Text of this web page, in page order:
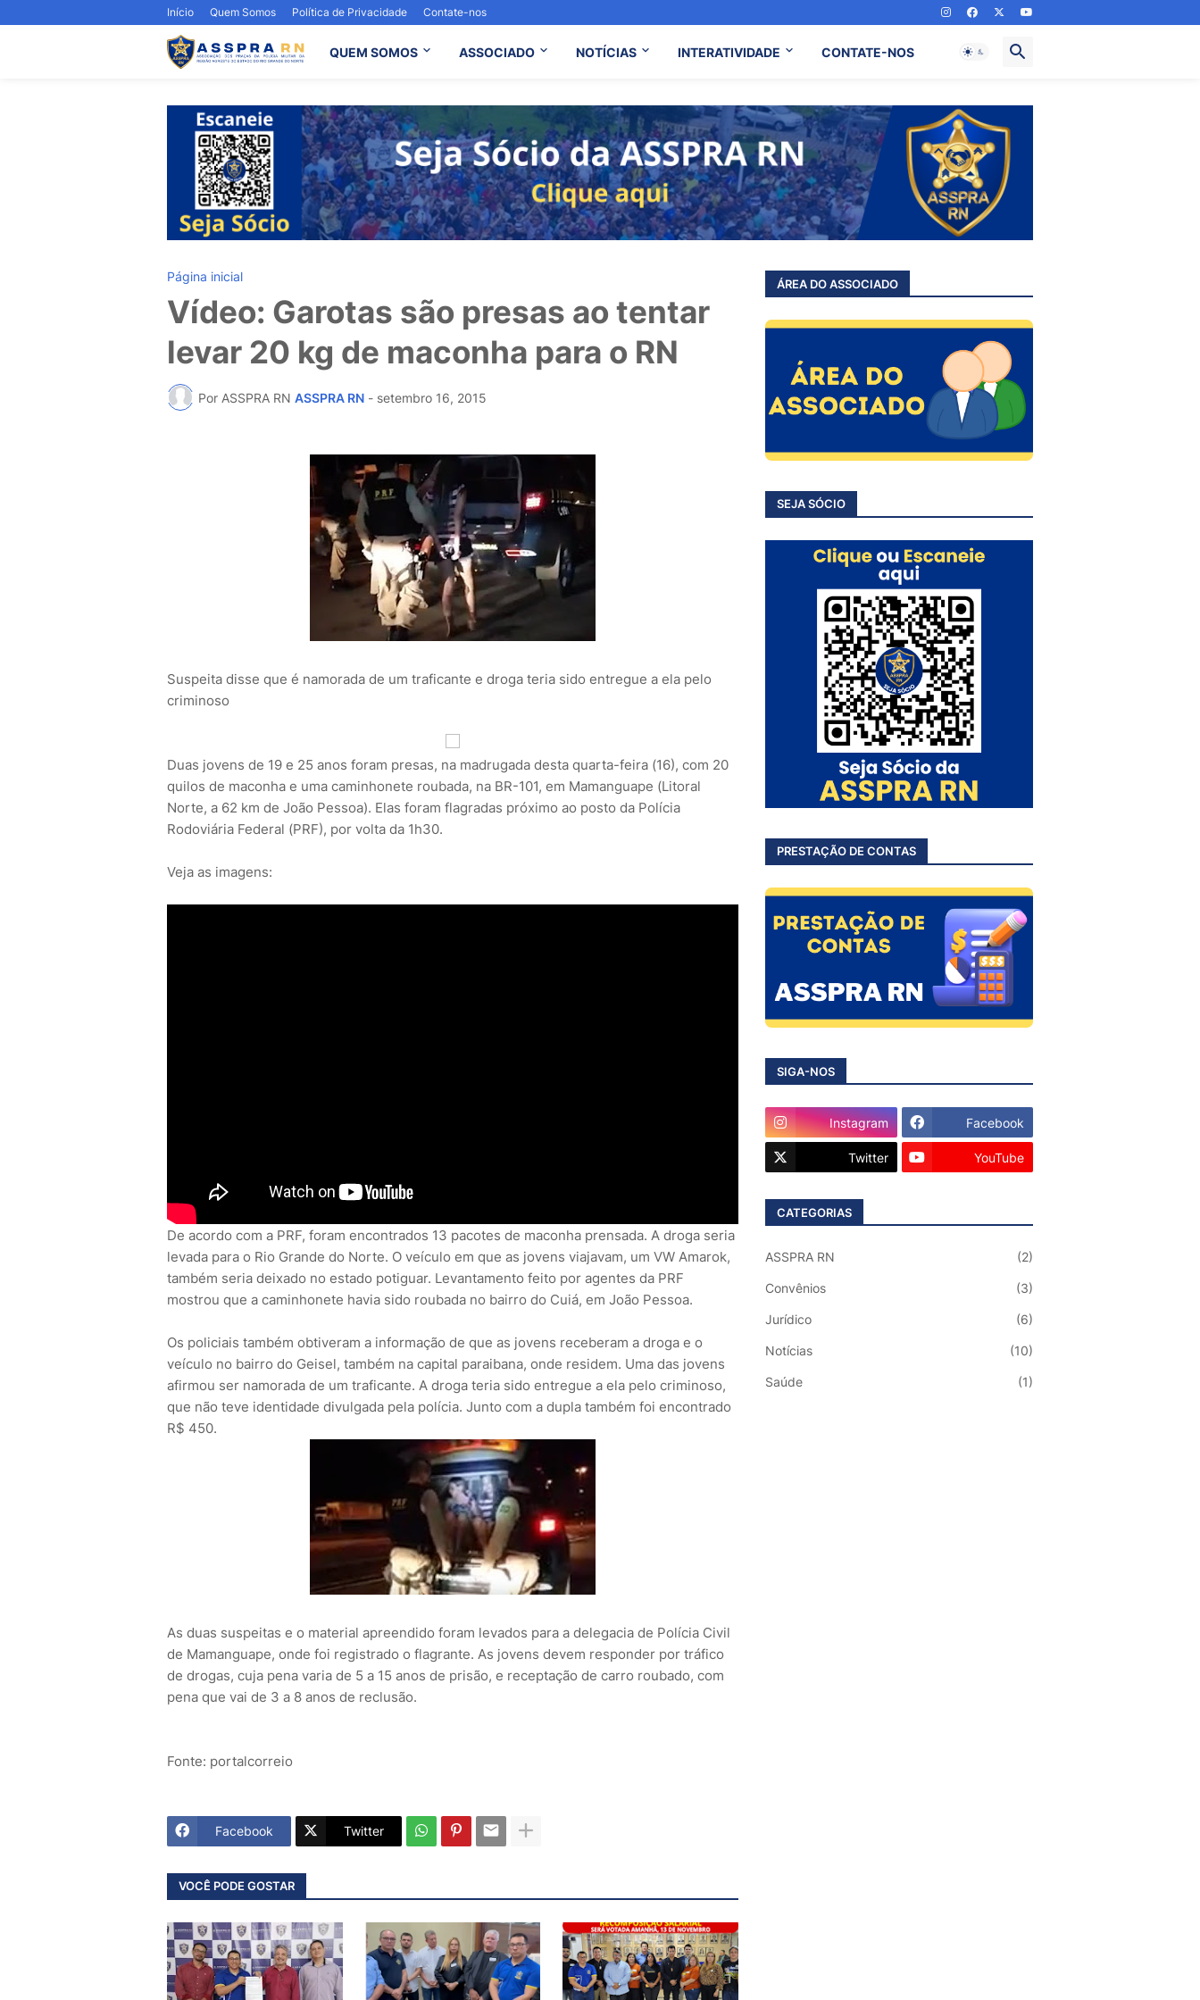
Início Quem Somos Política de Privacidade Contate-nos
QUEM SOMOS ASSOCIADO NOTÍCIAS INTERATIVIDADE CONTATE-NOS
Página inicial
Vídeo: Garotas são presas ao tentar
levar 20 kg de maconha para o RN
Por ASSPRA RN ASSPRA RN - setembro 16, 2015
Suspeita disse que é namorada de um traficante e droga teria sido entregue a ela pelo
criminoso
Duas jovens de 19 e 25 anos foram presas, na madrugada desta quarta-feira (16), com 20
quilos de maconha e uma caminhonete roubada, na BR-101, em Mamanguape (Litoral
Norte, a 62 km de João Pessoa). Elas foram flagradas próximo ao posto da Polícia
Rodoviária Federal (PRF), por volta da 1h30.
Veja as imagens:
De acordo com a PRF, foram encontrados 13 pacotes de maconha prensada. A droga seria
levada para o Rio Grande do Norte. O veículo em que as jovens viajavam, um VW Amarok,
também seria deixado no estado potiguar. Levantamento feito por agentes da PRF
mostrou que a caminhonete havia sido roubada no bairro do Cuiá, em João Pessoa.
Os policiais também obtiveram a informação de que as jovens receberam a droga e o
veículo no bairro do Geisel, também na capital paraibana, onde residem. Uma das jovens
afirmou ser namorada de um traficante. A droga teria sido entregue a ela pelo criminoso,
que não teve identidade divulgada pela polícia. Junto com a dupla também foi encontrado
R$ 450.
As duas suspeitas e o material apreendido foram levados para a delegacia de Polícia Civil
de Mamanguape, onde foi registrado o flagrante. As jovens devem responder por tráfico
de drogas, cuja pena varia de 5 a 15 anos de prisão, e receptação de carro roubado, com
pena que vai de 3 a 8 anos de reclusão.
Fonte: portalcorreio
Facebook Twitter
VOCÊ PODE GOSTAR
ÁREA DO ASSOCIADO
SEJA SÓCIO
PRESTAÇÃO DE CONTAS
SIGA-NOS
Instagram Facebook
Twitter YouTube
CATEGORIAS
ASSPRA RN (2)
Convênios (3)
Jurídico (6)
Notícias (10)
Saúde (1)